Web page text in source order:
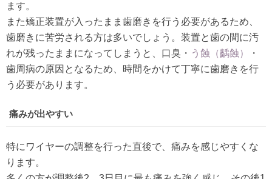
ます。
また矯正装置が入ったまま歯磨きを行う必要があるため、
歯磨きに苦労される方は多いでしょう。装置と歯の間に汚
れが残ったままになってしまうと、口臭・ う蝕（齲蝕）
・
歯周病の原因となるため、時間をかけて丁寧に歯磨きを行
う必要があります。
痛みが出やすい
特にワイヤーの調整を行った直後で、痛みを感じやすくな
ります。